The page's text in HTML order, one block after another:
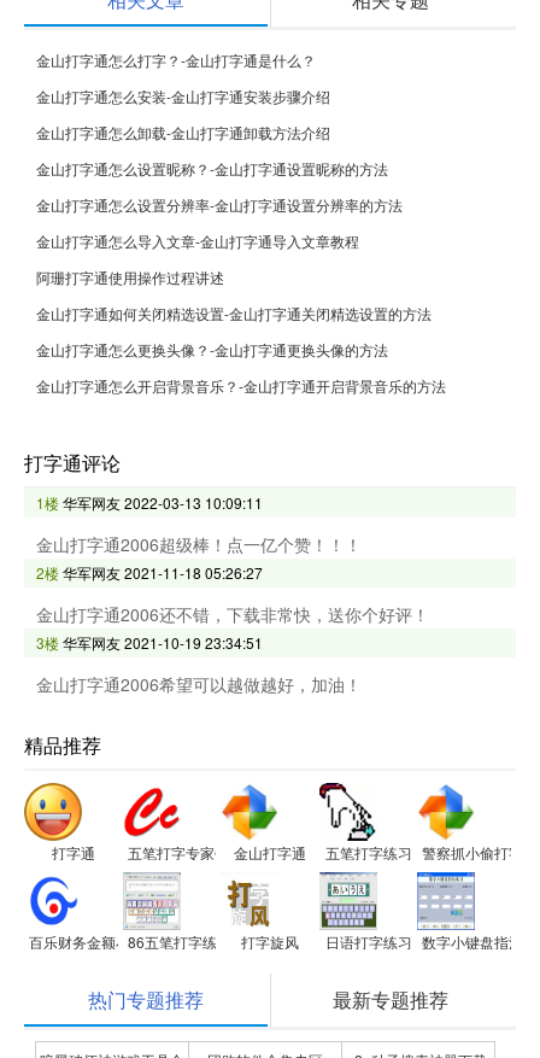
金山打字通怎么打字？-金山打字通是什么？
金山打字通怎么安装-金山打字通安装步骤介绍
金山打字通怎么卸载-金山打字通卸载方法介绍
金山打字通怎么设置昵称？-金山打字通设置昵称的方法
金山打字通怎么设置分辨率-金山打字通设置分辨率的方法
金山打字通怎么导入文章-金山打字通导入文章教程
阿珊打字通使用操作过程讲述
金山打字通如何关闭精选设置-金山打字通关闭精选设置的方法
金山打字通怎么更换头像？-金山打字通更换头像的方法
金山打字通怎么开启背景音乐？-金山打字通开启背景音乐的方法
打字通评论
1楼华军网友2022-03-13 10:09:11
金山打字通2006超级棒！点一亿个赞！！！
2楼华军网友2021-11-18 05:26:27
金山打字通2006还不错，下载非常快，送你个好评！
3楼华军网友2021-10-19 23:34:51
金山打字通2006希望可以越做越好，加油！
精品推荐
打字通 五笔打字专家Ccit3000
金山打字通 五笔打字练习 警察抓小偷打字
百乐财务金额小键盘打字练习
86五笔打字练习 打字旋风 日语打字练习 数字小键盘指法
热门专题推荐 最新专题推荐